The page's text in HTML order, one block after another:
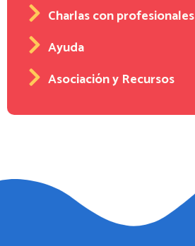
Charlas con profesionales
Ayuda
Asociación y Recursos